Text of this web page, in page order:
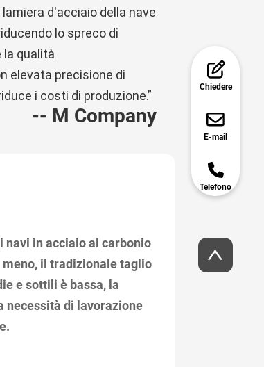
Chiedere
E-mail
Telefono
d'acciaio della nave
lo spreco di
la qualità
elevata precisione di
i costi di produzione.”
-- M Company
in ​​acciaio al carbonio
meno, il tradizionale taglio
e sottili è bassa, la
necessità di lavorazione